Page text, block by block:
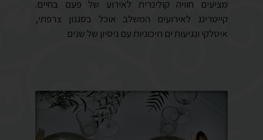
מציעים חוויה קולינרית לאירוע של פעם בחיים.
קייטרינג לאירועים המשלב אוכל בסגנון צרפתי,
איטלקי ונגיעות ים תיכוניות עם ניסיון של שנים